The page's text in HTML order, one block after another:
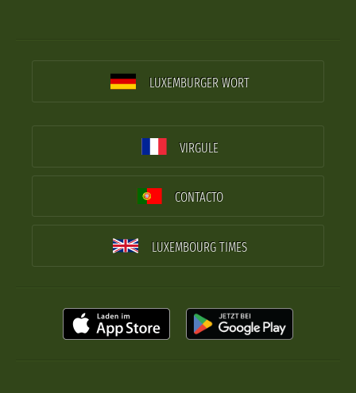
LUXEMBURGER WORT
VIRGULE
CONTACTO
LUXEMBOURG TIMES